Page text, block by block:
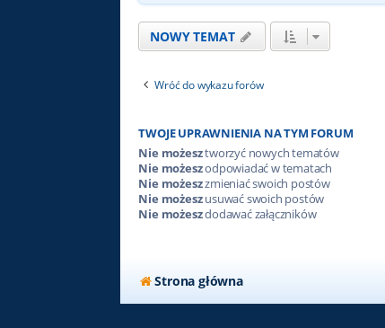
NOWY TEMAT
Wróć do wykazu forów
TWOJE UPRAWNIENIA NA TYM FORUM
Nie możesztworzyć nowych tematów
Nie możeszodpowiadać w tematach
Nie możeszzmieniać swoich postów
Nie możeszusuwać swoich postów
Nie możeszdodawać załączników
Strona główna